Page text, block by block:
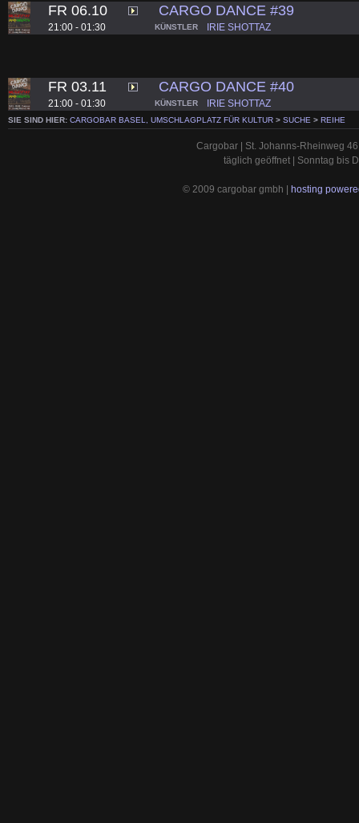
FR 06.10
21:00 - 01:30
CARGO DANCE #39
KÜNSTLER IRIE SHOTTAZ
FR 03.11
21:00 - 01:30
CARGO DANCE #40
KÜNSTLER IRIE SHOTTAZ
SIE SIND HIER: CARGOBAR BASEL, UMSCHLAGPLATZ FÜR KULTUR > SUCHE > REIHE
Cargobar | St. Johanns-Rheinweg
täglich geöffnet | Sonntag bis
© 2009 cargobar gmbh | hosting